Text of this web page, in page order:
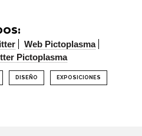
Web Pictoplasma
Pictoplasma
DISEÑO EXPOSICIONES